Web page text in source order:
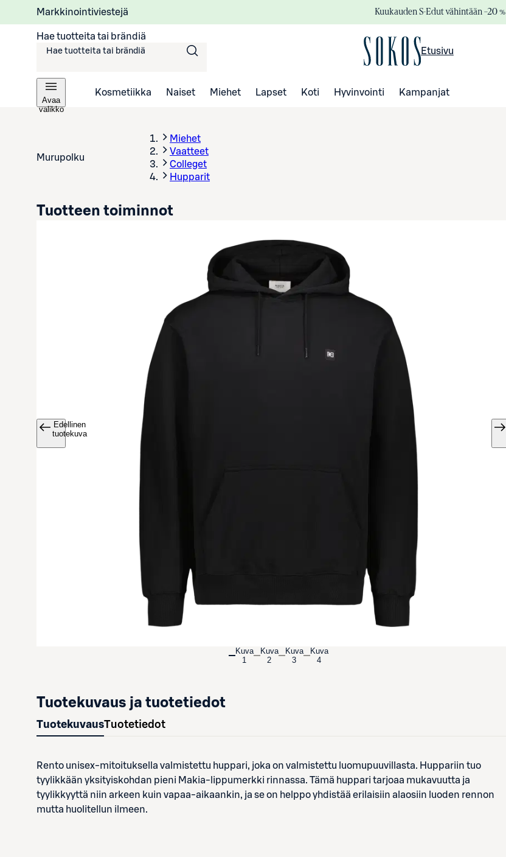
Markkinointiviestejä Kuukauden S-Edut vähintään –20 %
Hae tuotteita tai brändiä
Etusivu
Avaa
valikko
Kosmetiikka Naiset Miehet Lapset Koti Hyvinvointi Kampanjat
Murupolku
Miehet
Vaatteet
Colleget
Hupparit
Edellinen
tuotekuva
Kuva
1
Kuva
2
Kuva
3
Kuva
4
Tuotteen toiminnot
Tuotekuvaus ja tuotetiedot
TuotekuvausTuotetiedot
Rento unisex-mitoituksella valmistettu huppari, joka on valmistettu luomupuuvillasta. Huppariin tuo
tyylikkään yksityiskohdan pieni Makia-lippumerkki rinnassa. Tämä huppari tarjoaa mukavuutta ja
tyylikkyyttä niin arkeen kuin vapaa-aikaankin, ja se on helppo yhdistää erilaisiin alaosiin luoden rennon
mutta huolitellun ilmeen.